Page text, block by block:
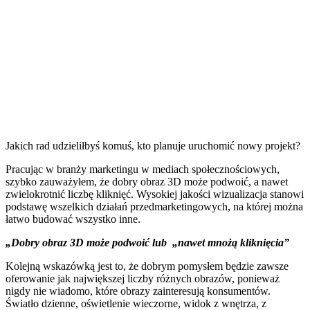
Jakich rad udzieliłbyś komuś, kto planuje uruchomić nowy projekt?
Pracując w branży marketingu w mediach społecznościowych,
szybko zauważyłem, że dobry obraz 3D może podwoić, a nawet
zwielokrotnić liczbę kliknięć. Wysokiej jakości wizualizacja stanowi
podstawę wszelkich działań przedmarketingowych, na której można
łatwo budować wszystko inne.
„Dobry obraz 3D może podwoić lub „nawet mnożą kliknięcia”
Kolejną wskazówką jest to, że dobrym pomysłem będzie zawsze
oferowanie jak największej liczby różnych obrazów, ponieważ
nigdy nie wiadomo, które obrazy zainteresują konsumentów.
Światło dzienne, oświetlenie wieczorne, widok z wnętrza, z